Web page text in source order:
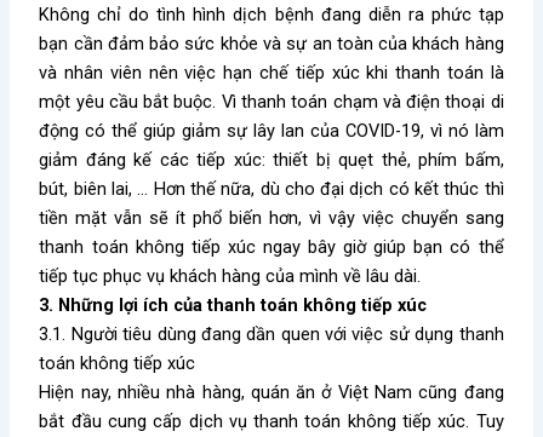
Không chỉ do tình hình dịch bệnh đang diễn ra phức tạp
bạn cần đảm bảo sức khỏe và sự an toàn của khách hàng
và nhân viên nên việc hạn chế tiếp xúc khi thanh toán là
một yêu cầu bắt buộc. Vì thanh toán chạm và điện thoại di
động có thể giúp giảm sự lây lan của COVID-19, vì nó làm
giảm đáng kế các tiếp xúc: thiết bị quẹt thẻ, phím bấm,
bút, biên lai, … Hơn thế nữa, dù cho đại dịch có kết thúc thì
tiền mặt vẫn sẽ ít phổ biến hơn, vì vậy việc chuyển sang
thanh toán không tiếp xúc ngay bây giờ giúp bạn có thể
tiếp tục phục vụ khách hàng của mình về lâu dài.
3. Những lợi ích của thanh toán không tiếp xúc
3.1. Người tiêu dùng đang dần quen với việc sử dụng thanh
toán không tiếp xúc
Hiện nay, nhiều nhà hàng, quán ăn ở Việt Nam cũng đang
bắt đầu cung cấp dịch vụ thanh toán không tiếp xúc. Tuy